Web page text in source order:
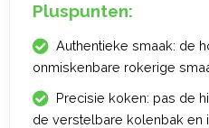
Pluspunten:
Authentieke smaak: de
onmiskenbare rokerige
Precisie koken: pas de
de verstelbare kolenbak en